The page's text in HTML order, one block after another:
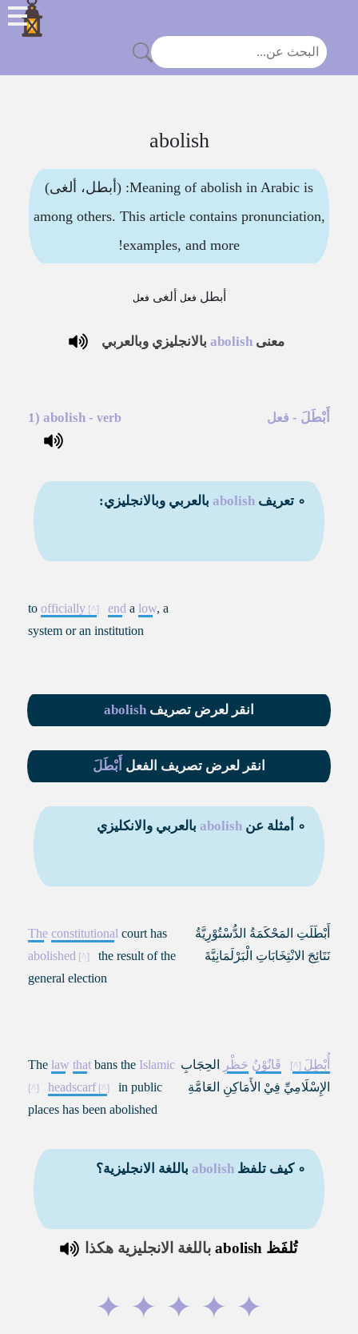
abolish
Meaning of abolish in Arabic is: (أبطل، ألغى)
among others. This article contains pronunciation,
examples, and more!
أبطل فعل ألغى فعل
معنىabolish بالانجليزي وبالعربي
أَبْطَلَ - فعل 1) abolish - verb
∘ تعريفabolish بالعربي وبالانجليزي:
to officially end a low, a
system or an institution
انقر لعرض تصريف abolish
انقر لعرض تصريف الفعل أَبْطَلَ
∘ أمثلة عنabolish بالعربي والانكليزي
أَبْطَلَتِ المَحْكَمَةُ الدُّسْتُوْرِيَّةُ
نَتَائِجَ الانْتِخَابَاتِ الْبَرْلَمَانِيَّةَ
The constitutional court has
abolished
the result of the
general election
أُبْطِلَ قَانُوْنُ حَظْرِ
الحِجَابِ
الإِسْلَامِيِّ فِيْ الأَمَاكِنِ العَامَّةِ
The law that bans the Islamic
headscarf
in public
places has been abolished
∘ كيف تلفظabolish باللغة الانجليزية؟
تُلفَظ abolish باللغة الانجليزية هكذا
✦
✦
✦
✦
✦